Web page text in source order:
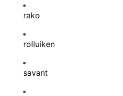
rako
rolluiken
savant